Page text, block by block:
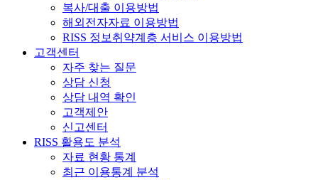
복사/대출 이용방법
해외전자자료 이용방법
RISS 정보취약계층 서비스 이용방법
고객센터
자주 찾는 질문
상담 신청
상담 내역 확인
고객제안
신고센터
RISS 활용도 분석
자료 현황 통계
최근 이용통계 분석